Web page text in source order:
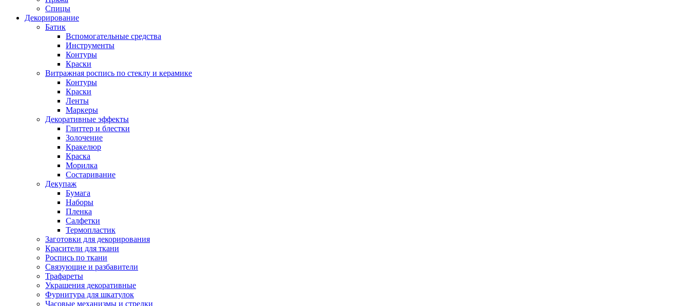
Спицы
Декорирование
Батик
Вспомогательные средства
Инструменты
Контуры
Краски
Витражная роспись по стеклу и керамике
Контуры
Краски
Ленты
Маркеры
Декоративные эффекты
Глиттер и блестки
Золочение
Кракелюр
Краска
Морилка
Состаривание
Декупаж
Бумага
Наборы
Пленка
Салфетки
Термопластик
Заготовки для декорирования
Красители для ткани
Роспись по ткани
Связующие и разбавители
Трафареты
Украшения декоративные
Фурнитура для шкатулок
Часовые механизмы и стрелки